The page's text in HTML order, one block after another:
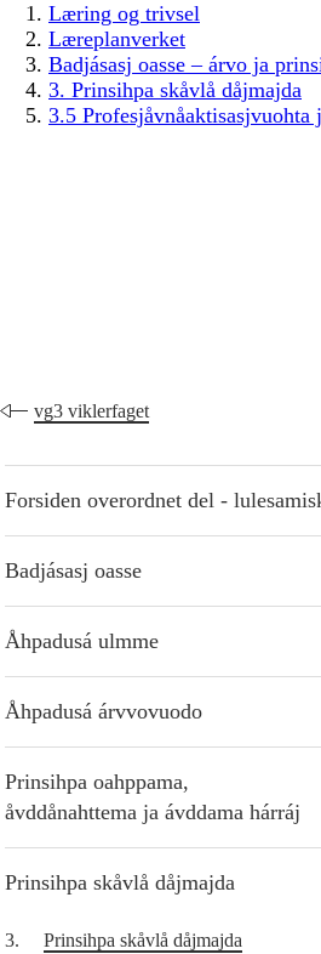
Læring og trivsel
Læreplanverket
Badjásasj oasse – árvo ja
3. Prinsihpa skåvlå dåjmajda
3.5 Profesjåvnåaktisasjvuohta
vg3 viklerfaget
Forsiden overordnet del -
Badjásasj oasse
Åhpadusá ulmme
Åhpadusá árvvovuodo
Prinsihpa oahppama,
åvddånahttema ja ávddama hárráj
Prinsihpa skåvlå dåjmajda
3. Prinsihpa skåvlå dåjmajda